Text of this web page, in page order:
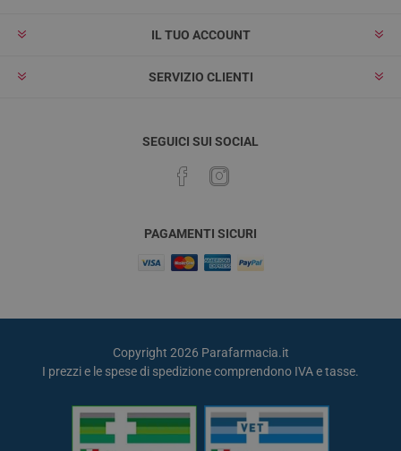
IL TUO ACCOUNT
SERVIZIO CLIENTI
SEGUICI SUI SOCIAL
PAGAMENTI SICURI
Copyright 2026 Parafarmacia.it
I prezzi e le spese di spedizione comprendono IVA e tasse.